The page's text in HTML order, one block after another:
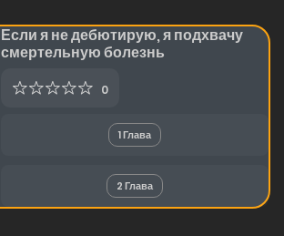
Если я не дебютирую, я подхвачу
смертельную болезнь
0
1 Глава
2 Глава